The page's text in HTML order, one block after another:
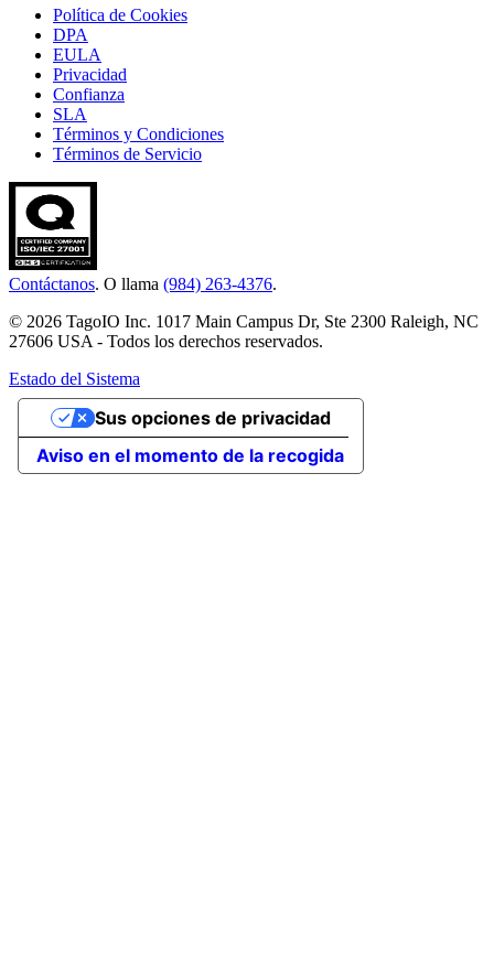
Política de Cookies
DPA
EULA
Privacidad
Confianza
SLA
Términos y Condiciones
Términos de Servicio
Contáctanos. O llama (984) 263-4376.
© 2026 TagoIO Inc. 1017 Main Campus Dr, Ste 2300 Raleigh, NC
27606 USA - Todos los derechos reservados.
Estado del Sistema
Aviso en el momento de la recogida
Sus opciones de privacidad